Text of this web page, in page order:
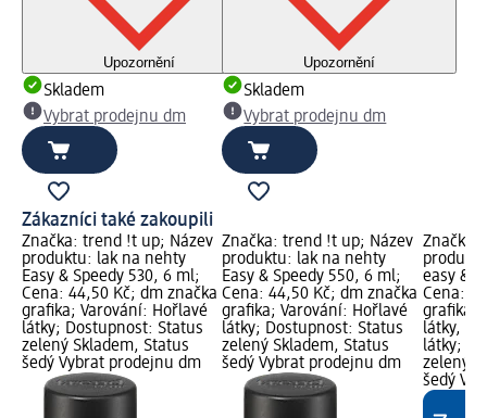
Upozornění
Skladem
Vybrat prodejnu dm
Upozornění
Skladem
Vybrat prodejnu dm
Zákazníci také zakoupili
Značka: trend !t up; Název
produktu: lak na nehty
Easy & Speedy 530, 6 ml;
Cena: 44,50 Kč; dm značka
grafika; Varování: Hořlavé
látky; Dostupnost: Status
zelený Skladem, Status
šedý Vybrat prodejnu dm
Značka: trend !t up; Název
produktu: lak na nehty
Easy & Speedy 550, 6 ml;
Cena: 44,50 Kč; dm značka
grafika; Varování: Hořlavé
látky; Dostupnost: Status
zelený Skladem, Status
šedý Vybrat prodejnu dm
Značka:
easy &
Cena:
grafika;
látky,
látky;
zelený
šedý